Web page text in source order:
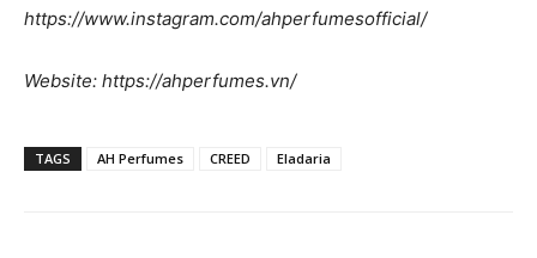
https://www.instagram.com/ahperfumesofficial/
Website: https://ahperfumes.vn/
TAGS AH Perfumes CREED Eladaria